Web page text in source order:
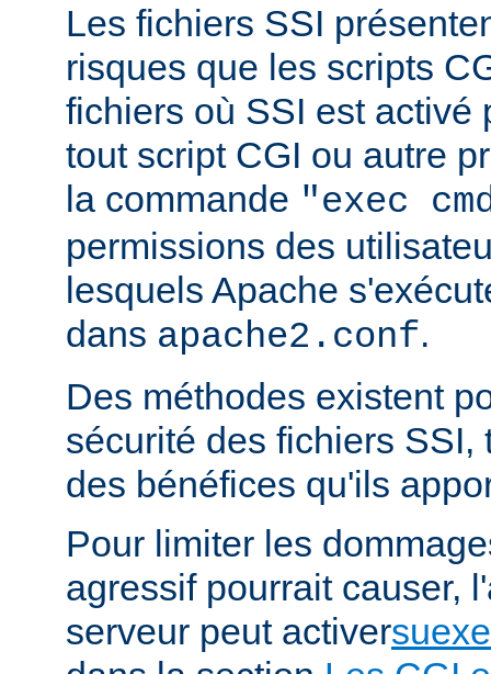
Les fichiers SSI
risques que les scripts
fichiers où SSI est activé
tout script CGI ou autre
la commande "exec
permissions des
lesquels Apache
dans apache2.conf.
Des méthodes existent
sécurité des fichiers SSI,
des bénéfices qu'ils
Pour limiter les
agressif pourrait causer,
serveur peut activer